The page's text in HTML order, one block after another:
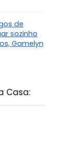
de
sozinho
Gamelyn
Casa: